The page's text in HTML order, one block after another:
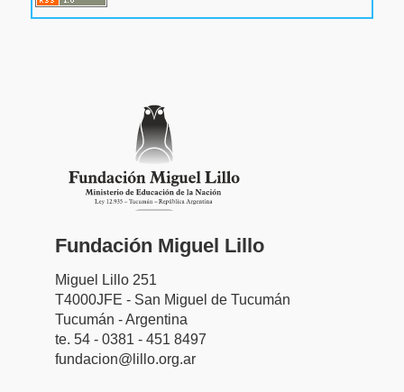
Fundación Miguel Lillo
Miguel Lillo 251
T4000JFE - San Miguel de Tucumán
Tucumán - Argentina
te. 54 - 0381 - 451 8497
fundacion@lillo.org.ar